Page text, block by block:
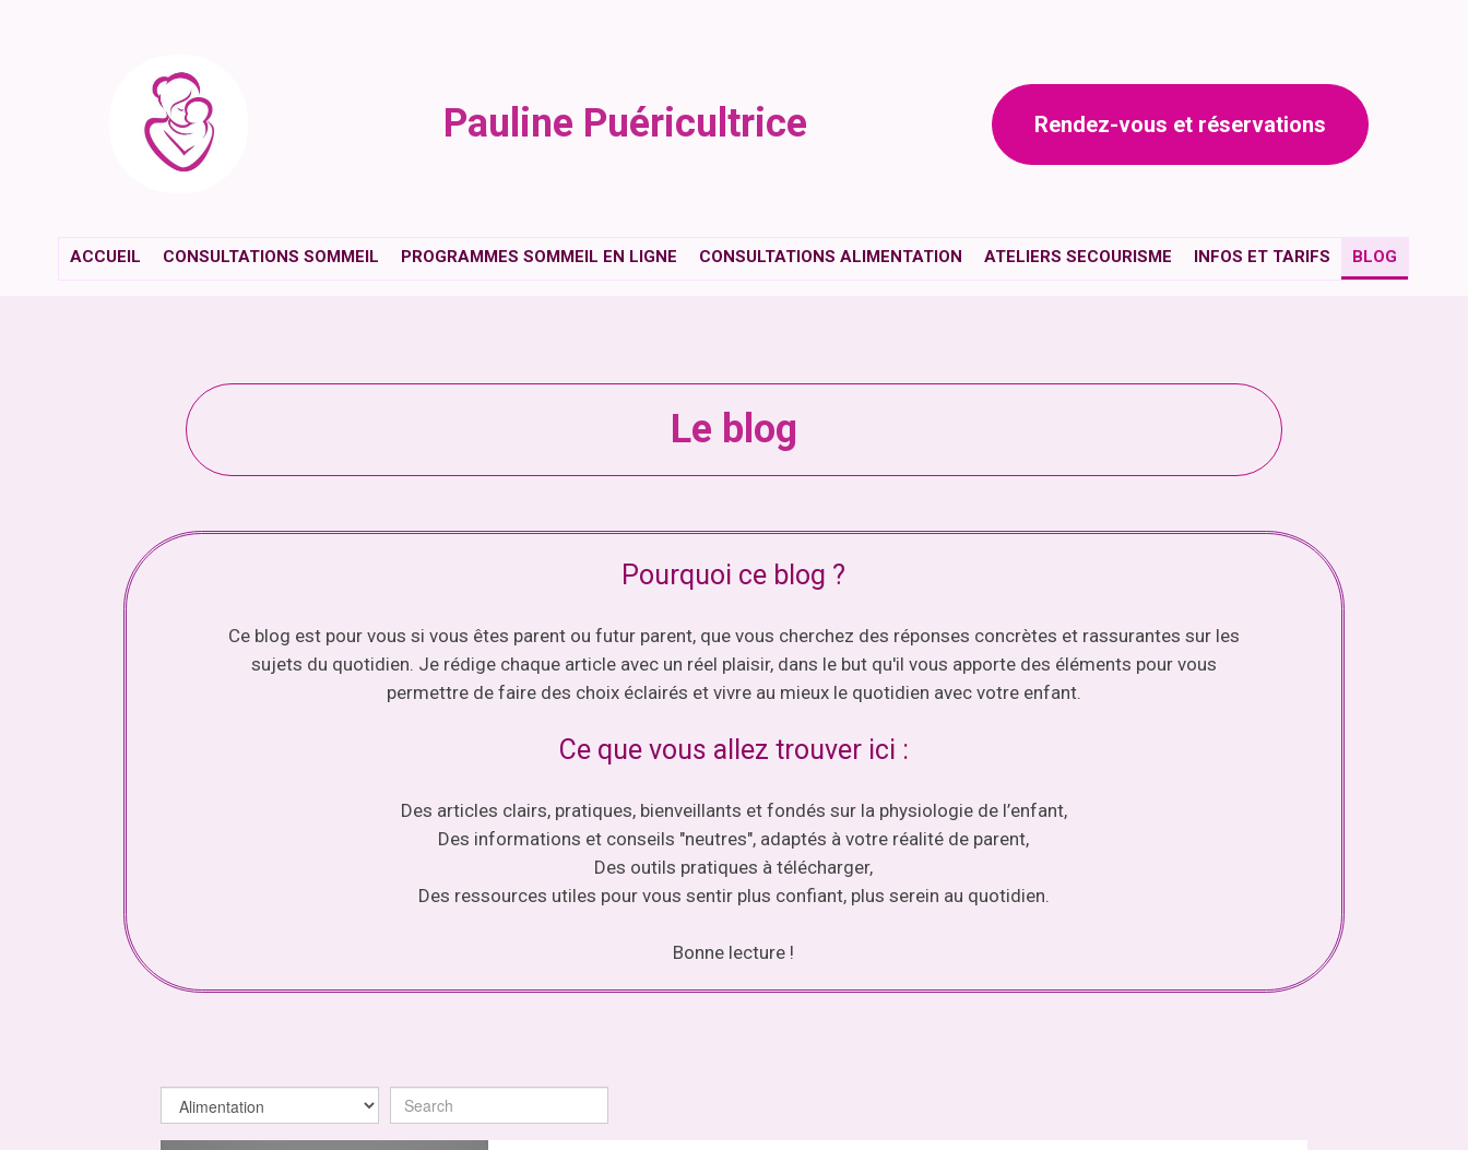
Pauline Puéricultrice Rendez-vous et réservations
ACCUEIL CONSULTATIONS SOMMEIL PROGRAMMES SOMMEIL EN LIGNE CONSULTATIONS ALIMENTATION ATELIERS SECOURISME INFOS ET TARIFS BLOG
Le blog
Pourquoi ce blog ?
Ce blog est pour vous si vous êtes parent ou futur parent, que vous cherchez des réponses concrètes et rassurantes sur les
sujets du quotidien. Je rédige chaque article avec un réel plaisir, dans le but qu'il vous apporte des éléments pour vous
permettre de faire des choix éclairés et vivre au mieux le quotidien avec votre enfant.
Ce que vous allez trouver ici :
Des articles clairs, pratiques, bienveillants et fondés sur la physiologie de l’enfant,
Des informations et conseils "neutres", adaptés à votre réalité de parent,
Des outils pratiques à télécharger,
Des ressources utiles pour vous sentir plus confiant, plus serein au quotidien.
Bonne lecture !